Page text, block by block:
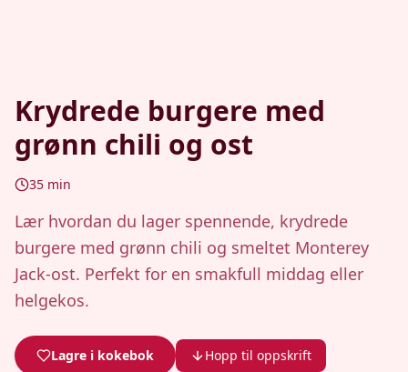
Krydrede burgere med
grønn chili og ost
35 min
Lær hvordan du lager spennende, krydrede
burgere med grønn chili og smeltet Monterey
Jack-ost. Perfekt for en smakfull middag eller
helgekos.
Lagre i kokebok Hopp til oppskrift